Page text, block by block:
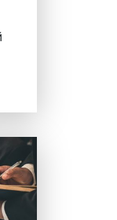
дело:
юристу
статью в